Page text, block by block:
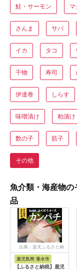
鮭・サーモン マ
さんま サバ
イカ タコ
干物 寿司
伊達巻 しらす
味噌漬け 粕漬け
数の子 筋子
その他
魚介類・海産物の
品
出典：楽天ふるさと納
税
鹿児島県 垂水市
【ふるさと納税】鹿児